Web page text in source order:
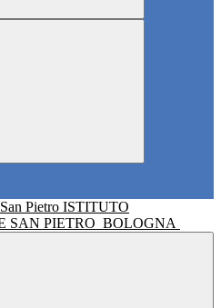
ISTITUTO
SAN PIETRO BOLOGNA